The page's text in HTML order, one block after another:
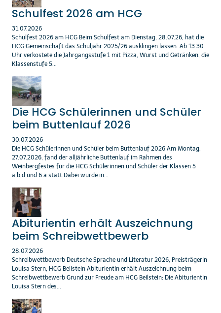
Schulfest 2026 am HCG
31.07.2026
Schulfest 2026 am HCG Beim Schulfest am Dienstag, 28.07.26, hat die
HCG Gemeinschaft das Schuljahr 2025/26 ausklingen lassen. Ab 13:30
Uhr verkostete die Jahrgangsstufe 1 mit Pizza, Wurst und Getränken, die
Klassenstufe 5...
Die HCG Schülerinnen und Schüler
beim Buttenlauf 2026
30.07.2026
Die HCG Schülerinnen und Schüler beim Buttenlauf 2026 Am Montag,
27.07.2026, fand der alljährliche Buttenlauf im Rahmen des
Weinbergfestes für die HCG Schülerinnen und Schüler der Klassen 5
a,b,d und 6 a statt.Dabei wurde in...
Abiturientin erhält Auszeichnung
beim Schreibwettbewerb
28.07.2026
Schreibwettbewerb Deutsche Sprache und Literatur 2026, Preisträgerin
Louisa Stern, HCG Beilstein Abiturientin erhält Auszeichnung beim
Schreibwettbewerb Grund zur Freude am HCG Beilstein: Die Abiturientin
Louisa Stern des...